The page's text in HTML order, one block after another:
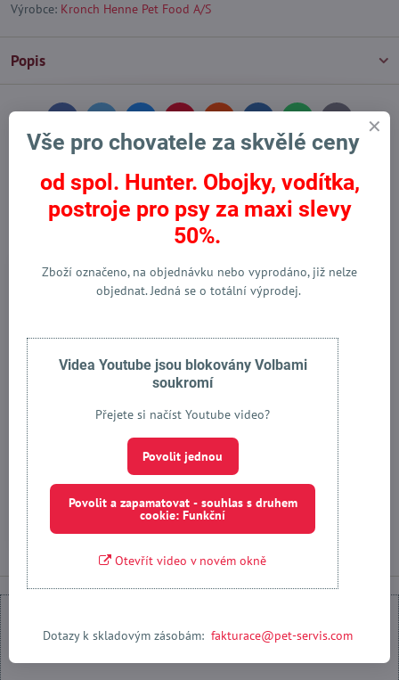
Výrobce: Kronch Henne Pet Food A/S
Popis
mail
Předchozí produkt Následující produkt
Alternativní produkty
Zboží v akci
Hypoalergenní krmivo
Krmivo pro psy Kronch Grain
Free 5 Kg- mořský losos"
919 Kč
Vše pro chovatele za skvělé ceny
od spol. Hunter. Obojky, vodítka,
postroje pro psy za maxi slevy
50%.
Zboží označeno, na objednávku nebo vyprodáno, již nelze
objednat. Jedná se o totální výprodej.
Videa Youtube jsou blokovány Volbami
soukromí
Přejete si načíst Youtube video?
Povolit jednou
Povolit a zapamatovat - souhlas s druhem
cookie: Funkční
Otevřít video v novém okně
Dotazy k skladovým zásobám:fakturace@pet-servis.com